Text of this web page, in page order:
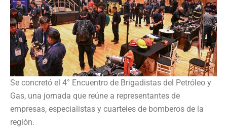
Se concretó el 4° Encuentro de Brigadistas del Petróleo y
Gas, una jornada que reúne a representantes de
empresas, especialistas y cuarteles de bomberos de la
región.